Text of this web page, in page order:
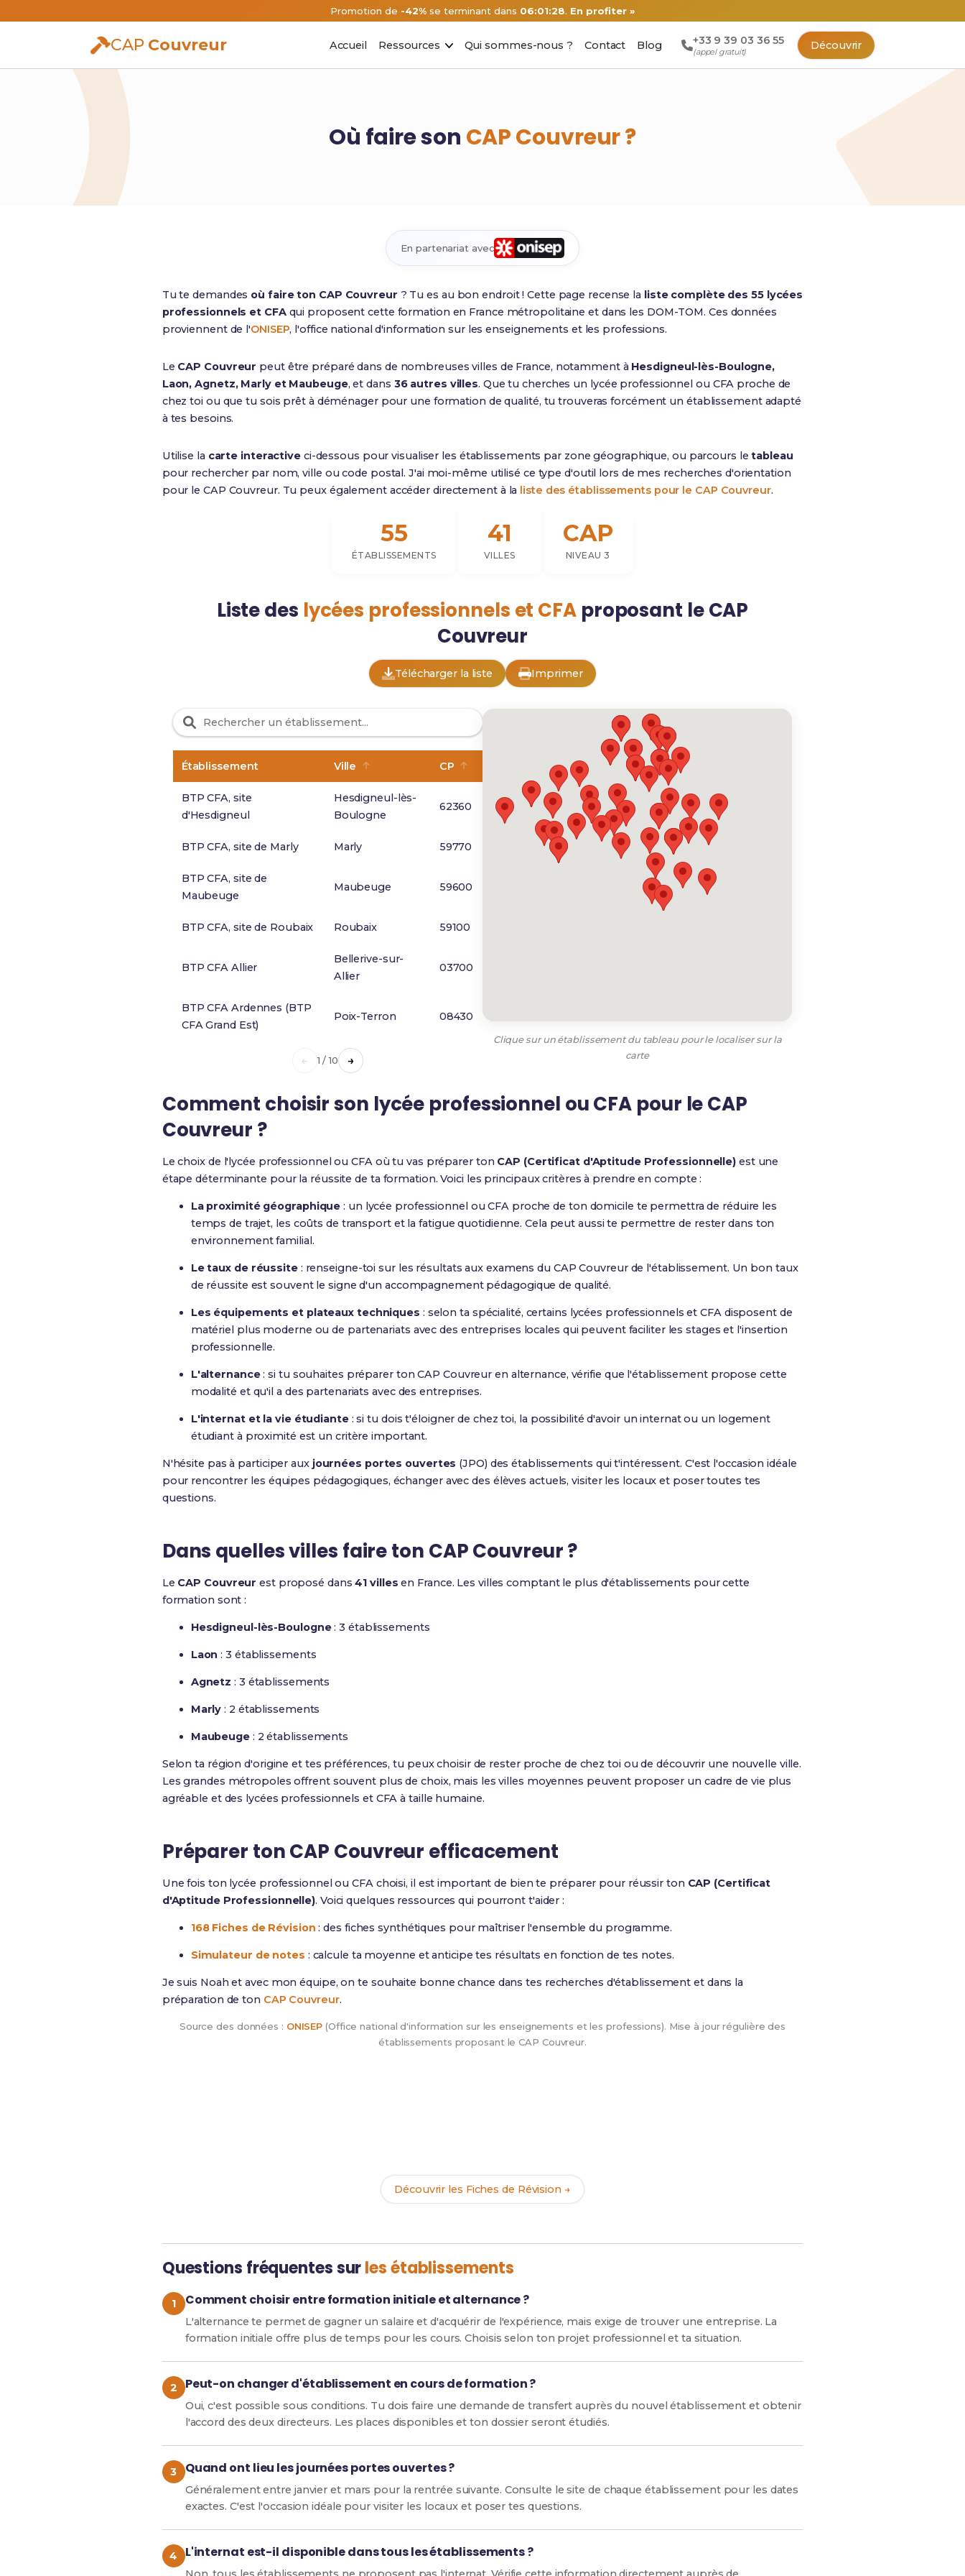
Promotion de -42% se terminant dans 06:01:27. En profiter »
CAP Couvreur Accueil Ressources Qui sommes-nous ? Contact Blog +33 9 39 03 36 55
(appel gratuit)
Découvrir
Où faire son CAP Couvreur ?
En partenariat avec
Tu te demandes où faire ton CAP Couvreur ? Tu es au bon endroit ! Cette page recense la liste complète des 55 lycées
professionnels et CFAqui proposent cette formation en France métropolitaine et dans les DOM-TOM. Ces données
proviennent de l'ONISEP, l'office national d'information sur les enseignements et les professions.
Le CAP Couvreur peut être préparé dans de nombreuses villes de France, notamment à Hesdigneul-lès-Boulogne,
Laon, Agnetz, Marly et Maubeuge, et dans 36 autres villes. Que tu cherches un lycée professionnel ou CFA proche de
chez toi ou que tu sois prêt à déménager pour une formation de qualité, tu trouveras forcément un établissement adapté
à tes besoins.
Utilise la carte interactiveci-dessous pour visualiser les établissements par zone géographique, ou parcours letableau
pour rechercher par nom, ville ou code postal. J'ai moi-même utilisé ce type d'outil lors de mes recherches d'orientation
pour le CAP Couvreur. Tu peux également accéder directement à la liste des établissements pour le CAP Couvreur.
55
ÉTABLISSEMENTS
41
VILLES
CAP
NIVEAU 3
Liste des lycées professionnels et CFAproposant le CAP
Couvreur
Télécharger la liste Imprimer
Établissement Ville CP
BTP CFA, site
d'Hesdigneul
Hesdigneul-lès-
Boulogne
62360
BTP CFA, site de Marly Marly 59770
BTP CFA, site de
Maubeuge
Maubeuge 59600
BTP CFA, site de Roubaix Roubaix 59100
BTP CFA Allier
Bellerive-sur-
Allier
03700
BTP CFA Ardennes (BTP
CFA Grand Est)
Poix-Terron 08430
← 1 / 10 →
Clique sur un établissement du tableau pour le localiser sur la
carte
Comment choisir son lycée professionnel ou CFA pour le CAP
Couvreur ?
Le choix de l'lycée professionnel ou CFA où tu vas préparer ton CAP (Certificat d'Aptitude Professionnelle) est une
étape déterminante pour la réussite de ta formation. Voici les principaux critères à prendre en compte :
La proximité géographique : un lycée professionnel ou CFA proche de ton domicile te permettra de réduire les
temps de trajet, les coûts de transport et la fatigue quotidienne. Cela peut aussi te permettre de rester dans ton
environnement familial.
Le taux de réussite: renseigne-toi sur les résultats aux examens du CAP Couvreur de l'établissement. Un bon taux
de réussite est souvent le signe d'un accompagnement pédagogique de qualité.
Les équipements et plateaux techniques : selon ta spécialité, certains lycées professionnels et CFA disposent de
matériel plus moderne ou de partenariats avec des entreprises locales qui peuvent faciliter les stages et l'insertion
professionnelle.
L'alternance: si tu souhaites préparer ton CAP Couvreur en alternance, vérifie que l'établissement propose cette
modalité et qu'il a des partenariats avec des entreprises.
L'internat et la vie étudiante: si tu dois t'éloigner de chez toi, la possibilité d'avoir un internat ou un logement
étudiant à proximité est un critère important.
N'hésite pas à participer aux journées portes ouvertes (JPO) des établissements qui t'intéressent. C'est l'occasion idéale
pour rencontrer les équipes pédagogiques, échanger avec des élèves actuels, visiter les locaux et poser toutes tes
questions.
Dans quelles villes faire ton CAP Couvreur ?
Le CAP Couvreur est proposé dans41 villes en France. Les villes comptant le plus d'établissements pour cette
formation sont :
Hesdigneul-lès-Boulogne: 3 établissements
Laon : 3 établissements
Agnetz : 3 établissements
Marly : 2 établissements
Maubeuge: 2 établissements
Selon ta région d'origine et tes préférences, tu peux choisir de rester proche de chez toi ou de découvrir une nouvelle ville.
Les grandes métropoles offrent souvent plus de choix, mais les villes moyennes peuvent proposer un cadre de vie plus
agréable et des lycées professionnels et CFA à taille humaine.
Préparer ton CAP Couvreur efficacement
Une fois ton lycée professionnel ou CFA choisi, il est important de bien te préparer pour réussir ton CAP (Certificat
d'Aptitude Professionnelle). Voici quelques ressources qui pourront t'aider :
168 Fiches de Révision : des fiches synthétiques pour maîtriser l'ensemble du programme.
Simulateur de notes : calcule ta moyenne et anticipe tes résultats en fonction de tes notes.
Je suis Noah et avec mon équipe, on te souhaite bonne chance dans tes recherches d'établissement et dans la
préparation de ton CAP Couvreur.
Source des données : ONISEP (Office national d'information sur les enseignements et les professions). Mise à jour régulière des
établissements proposant le CAP Couvreur.
Découvrir les Fiches de Révision →
Questions fréquentes surles établissements
Comment choisir entre formation initiale et alternance ?
L'alternance te permet de gagner un salaire et d'acquérir de l'expérience, mais exige de trouver une entreprise. La
formation initiale offre plus de temps pour les cours. Choisis selon ton projet professionnel et ta situation.
Peut-on changer d'établissement en cours de formation ?
Oui, c'est possible sous conditions. Tu dois faire une demande de transfert auprès du nouvel établissement et obtenir
l'accord des deux directeurs. Les places disponibles et ton dossier seront étudiés.
Quand ont lieu les journées portes ouvertes ?
Généralement entre janvier et mars pour la rentrée suivante. Consulte le site de chaque établissement pour les dates
exactes. C'est l'occasion idéale pour visiter les locaux et poser tes questions.
L'internat est-il disponible dans tous les établissements ?